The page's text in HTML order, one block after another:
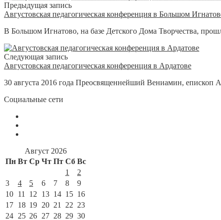
Предыдущая запись
Августовская педагогическая конференция в Большом
В Большом Игнатово, на базе Детского Дома Творчества,
Следующая запись
Августовская педагогическая конференция в Ардатове
30 августа 2016 года Преосвященнейший Вениамин, епископ
Социальные сети
Август 2026
Пн Вт Ср Чт Пт Сб Вс
1
2
3
4 5 6 7 8
9
10 11 12 13 14 15 16
17 18 19 20 21 22 23
24 25 26 27 28 29 30